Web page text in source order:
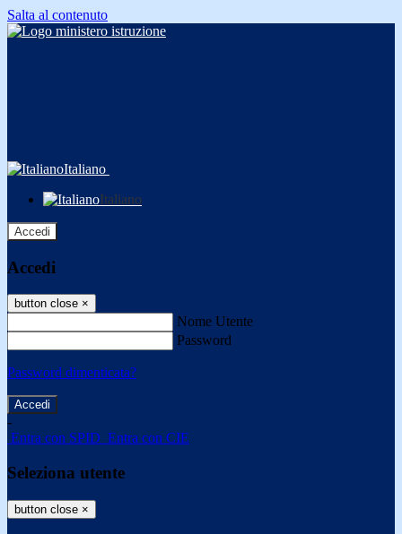
Salta al contenuto
Italiano
Italiano
Accedi
Accedi
button close ×
Nome Utente
Password
Password dimenticata?
-
Entra con SPID Entra con CIE
Seleziona utente
button close ×